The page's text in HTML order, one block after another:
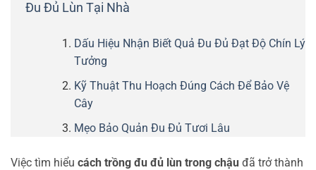
Đu Đủ Lùn Tại Nhà
Dấu Hiệu Nhận Biết Quả Đu Đủ Đạt Độ Chín Lý
Tưởng
Kỹ Thuật Thu Hoạch Đúng Cách Để Bảo Vệ
Cây
Mẹo Bảo Quản Đu Đủ Tươi Lâu
Việc tìm hiểu cách trồng đu đủ lùn trong chậu đã trở thành